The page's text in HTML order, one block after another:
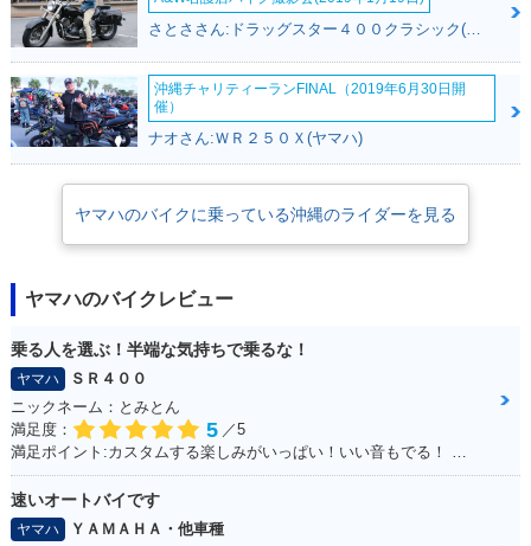
さとささん:ドラッグスター４００クラシック(ヤマハ)
沖縄チャリティーランFINAL（2019年6月30日開
催）
ナオさん:ＷＲ２５０Ｘ(ヤマハ)
ヤマハのバイクに乗っている沖縄のライダーを見る
ヤマハのバイクレビュー
乗る人を選ぶ！半端な気持ちで乗るな！
ヤマハ
ＳＲ４００
ニックネーム：とみとん
満足度：
5 ／5
速いオートバイです
ヤマハ
ＹＡＭＡＨＡ・他車種